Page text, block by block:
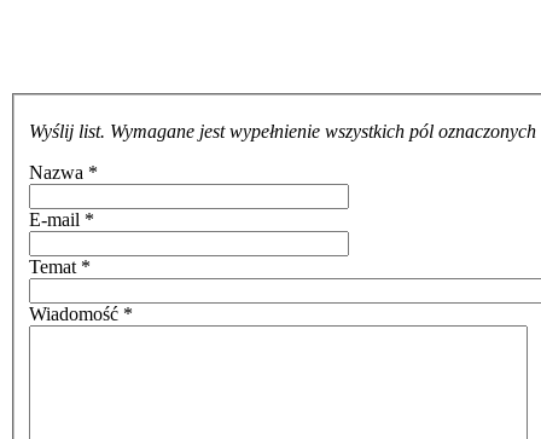
Wyślij list. Wymagane jest wypełnienie wszystkich pól
Nazwa *
E-mail *
Temat *
Wiadomość *